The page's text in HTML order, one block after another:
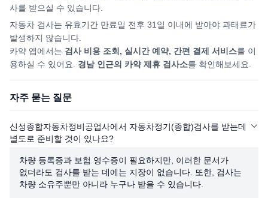
사를 받으실 수 있습니다.
자동차 검사는 유효기간 만료일 전후 31일 이내에 받아야 과태료가
발생하지 않습니다.
카약 앱에서는 검사 비용 조회, 실시간 예약, 간편 결제 서비스를 이
용하실 수 있어요. 경남인근의 카약 제휴 검사소를 확인해보세요.
자주 묻는 질문
신성종합자동차정비공업사에서 자동차정기(종합)검사를 받는데
별도로 준비할 것이 있나요?
차량 등록증과 보험 영수증이 필요하지만, 이러한 문서가
없더라도 검사를 받는 데에는 지장이 없습니다. 또한, 검사는
차량 소유주뿐만 아니라 누구나 받을 수 있습니다.